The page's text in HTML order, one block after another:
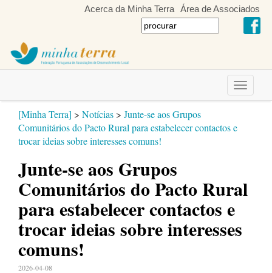
Acerca da Minha Terra Área de Associados
Toggle
[Minha Terra] > Notícias > Junte-se aos Grupos
Comunitários do Pacto Rural para estabelecer contactos e
trocar ideias sobre interesses comuns!
Junte-se aos Grupos
Comunitários do Pacto Rural
para estabelecer contactos e
trocar ideias sobre interesses
comuns!
2026-04-08